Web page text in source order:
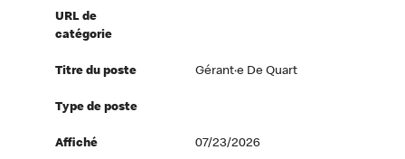
URL de
catégorie
Titre du poste Gérant·e De Quart
Type de poste
Affiché 07/23/2026